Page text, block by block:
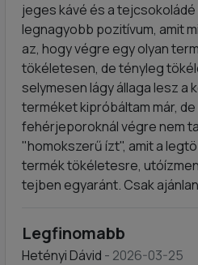
jeges kávé és a
legnagyobb pozitívum, amit
az, hogy végre egy olyan
tökéletesen, de tényleg
selymesen lágy állaga lesz a
terméket kipróbáltam már,
fehérjeporoknál végre nem
"homokszerű ízt", amit a
termék tökéletesre,
tejben egyaránt. Csak
Legfinomabb
Hetényi Dávid - 2026-03-25